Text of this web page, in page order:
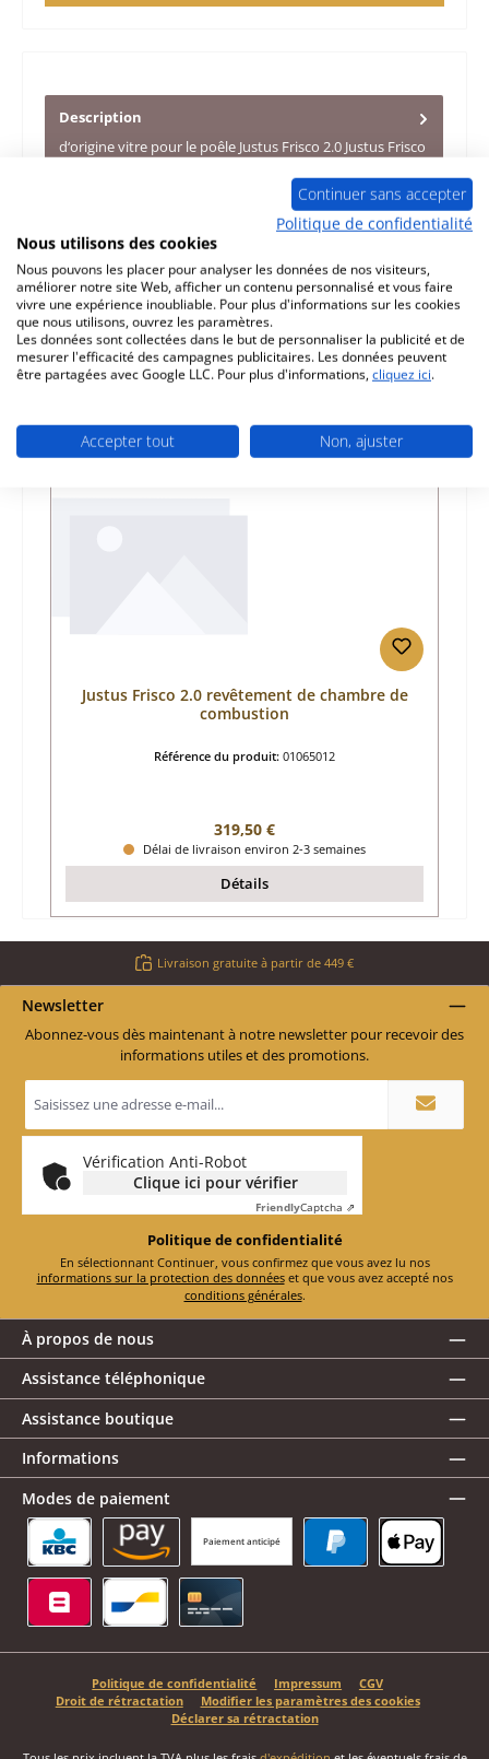
Description
d‘origine vitre pour le poêle Justus Frisco 2.0 Justus Frisco
Caractéristiques
Informations sur la sécurité du produit
Ignorer la galerie de produits
Prod. similaires
Justus Frisco 2.0 revêtement de chambre de
combustion
Référence du produit: 01065012
Prix régulier :
319,50 €
Délai de livraison environ 2-3 semaines
Détails
Livraison gratuite à partir de 449 €
Newsletter
Abonnez-vous dès maintenant à notre newsletter pour recevoir des
informations utiles et des promotions.
e-
*
Vérification Anti-Robot
Clique ici pour vérifier
FriendlyCaptcha ⇗
Politique de confidentialité
En sélectionnant Continuer, vous confirmez que vous avez lu nos
informations sur la protection des données
et que vous avez accepté nos
conditions générales.
À propos de nous
Assistance téléphonique
Assistance boutique
Informations
Modes de paiement
Paiement anticipé
KBC/CBC Payment Button
Amazon Pay
Politique de confidentialité Impressum
CGV
Droit de rétractation
Modifier les paramètres des cookies
Déclarer sa rétractation
Continuer sans accepter
Politique de confidentialité
Nous utilisons des cookies
Nous pouvons les placer pour analyser les données de nos visiteurs,
améliorer notre site Web, afficher un contenu personnalisé et vous faire
vivre une expérience inoubliable. Pour plus d'informations sur les cookies
que nous utilisons, ouvrez les paramètres.
Les données sont collectées dans le but de personnaliser la publicité et de
mesurer l'efficacité des campagnes publicitaires. Les données peuvent
être partagées avec Google LLC. Pour plus d'informations, cliquez ici.
Accepter tout Non, ajuster